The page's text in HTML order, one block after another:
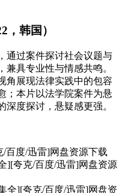
，韩国）
通过案件探讨社会议题与
兼具专业性与情感共鸣。
角展现法律实践中的包容
；本片以法学院案件为悬
度探讨，悬疑感更强。
/百度/迅雷]网盘资源下载
][夸克/百度/迅雷]网盘资源
全][夸克/百度/迅雷]网盘资